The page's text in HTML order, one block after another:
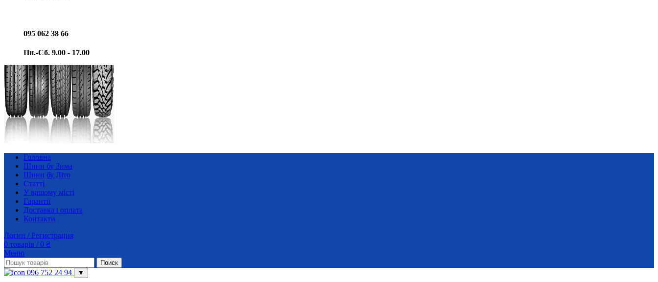
095 062 38 66
Пн.-Сб. 9.00 - 17.00
Головна
Шини бу Зима
Шини бу Літо
Статті
У вашому місті
Гарантії
Доставка і оплата
Контакти
Логин / Регистрация
0 товарів / 0 ₴
Меню
Поиск
096 752 24 94 ▼